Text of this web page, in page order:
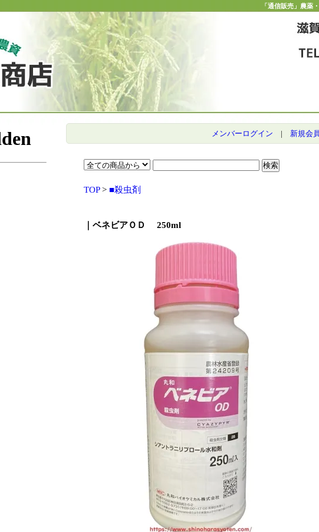
「通信販売」農薬
メンバーログイン | 新規会
TOP> ■殺虫剤
｜ベネビアＯＤ 250ml